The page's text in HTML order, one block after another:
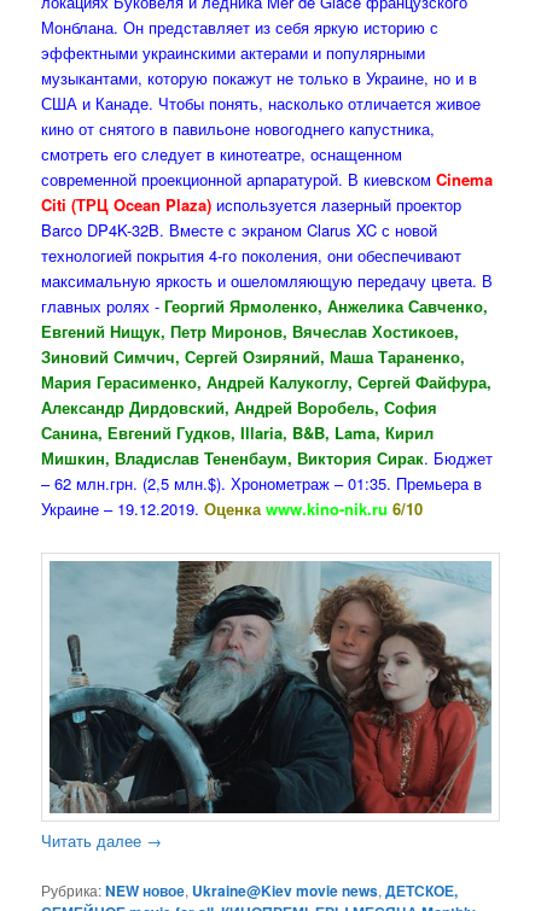
Монблана. Он представляет из себя яркую историю с
эффектными украинскими актерами и популярными
музыкантами, которую покажут не только в Украине, но и в
США и Канаде. Чтобы понять, насколько отличается живое
кино от снятого в павильоне новогоднего капустника,
смотреть его следует в кинотеатре, оснащенном
современной проекционной арпаратурой. В киевскомCinema
Citi (ТРЦ Ocean Plaza) используется лазерный проектор
Barco DP4K-32B. Вместе с экраном Clarus XC с новой
технологией покрытия 4-го поколения, они обеспечивают
максимальную яркость и ошеломляющую передачу цвета. В
главных ролях - Георгий Ярмоленко, Анжелика Савченко,
Евгений Нищук, Петр Миронов, Вячеслав Хостикоев,
Зиновий Симчич, Сергей Озиряний, Маша Тараненко,
Мария Герасименко, Андрей Калукоглу, Сергей Файфура,
Александр Дирдовский, Андрей Воробель, София
Санина, Евгений Гудков, Illaria, B&B, Lama, Кирил
Мишкин, Владислав Тененбаум, Виктория Сирак. Бюджет
– 62 млн.грн. (2,5 млн.$). Хронометраж – 01:35. Премьера в
Украине – 19.12.2019.Оценкаwww.kino-nik.ru 6/10
Читать далее →
Рубрика:NEW новое, Ukraine@Kiev movie news,ДЕТСКОЕ,